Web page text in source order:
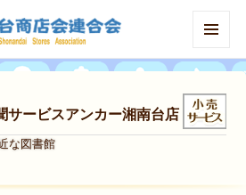
AND
サービスアンカー湘南台店
な図書館